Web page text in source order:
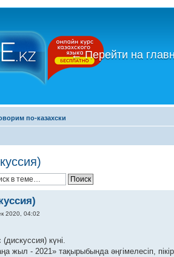
←Перейти на
по-казахски
2020, 04:02
(дискуссия) күні.
жыл - 2021» тақырыбында әңгімелесіп,